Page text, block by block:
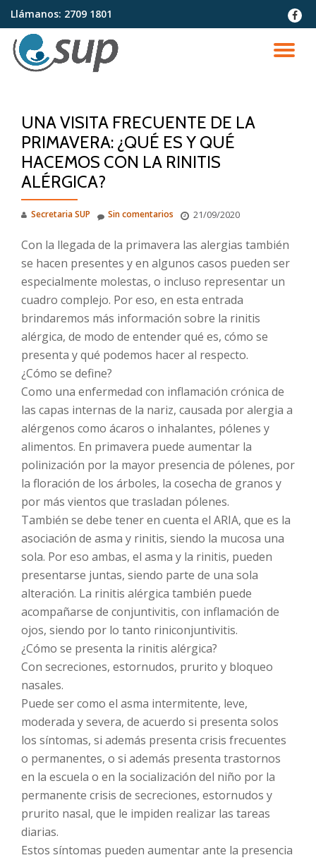
Saltar
contenido
Llámanos: 2709 1801
fa-
UNA VISITA FRECUENTE DE LA
PRIMAVERA: ¿QUÉ ES Y QUÉ
HACEMOS CON LA RINITIS
ALÉRGICA?
Secretaria SUP 21/09/2020
Sin comentarios
Con la llegada de la primavera las alergias también
se hacen presentes y en algunos casos pueden ser
especialmente molestas, o incluso representar un
cuadro complejo. Por eso, en esta entrada
brindaremos más información sobre la rinitis
alérgica, de modo de entender qué es, cómo se
presenta y qué podemos hacer al respecto.
¿Cómo se define?
Como una enfermedad con inflamación crónica de
las capas internas de la nariz, causada por alergia a
alérgenos como ácaros o inhalantes, pólenes y
alimentos. En primavera puede aumentar la
polinización por la mayor presencia de pólenes, por
la floración de los árboles, la cosecha de granos y
por más vientos que trasladan pólenes.
También se debe tener en cuenta el ARIA, que es la
asociación de asma y rinitis, siendo la mucosa una
sola. Por eso ambas, el asma y la rinitis, pueden
presentarse juntas, siendo parte de una sola
alteración. La rinitis alérgica también puede
acompañarse de conjuntivitis, con inflamación de
ojos, siendo por lo tanto riniconjuntivitis.
¿Cómo se presenta la rinitis alérgica?
Con secreciones, estornudos, prurito y bloqueo
nasales.
Puede ser como el asma intermitente, leve,
moderada y severa, de acuerdo si presenta solos
los síntomas, si además presenta crisis frecuentes
o permanentes, o si además presenta trastornos
en la escuela o en la socialización del niño por la
permanente crisis de secreciones, estornudos y
prurito nasal, que le impiden realizar las tareas
diarias.
Estos síntomas pueden aumentar ante la presencia